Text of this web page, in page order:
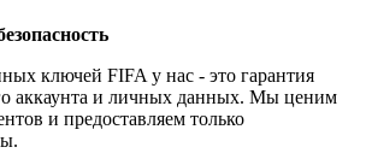
ключей FIFA у нас - это гарантия
аккаунта и личных данных. Мы ценим
и предоставляем только